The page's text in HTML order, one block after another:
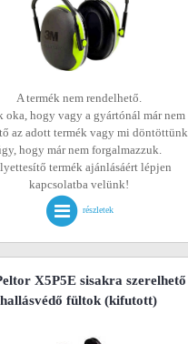
A termék nem rendelhető.
oka, hogy vagy a gyártónál már nem
az adott termék vagy mi döntöttünk
hogy már nem forgalmazzuk.
termék ajánlásáért lépjen
kapcsolatba velünk!
részletek
X5P5E sisakra szerelhető
hallásvédő fültok (kifutott)